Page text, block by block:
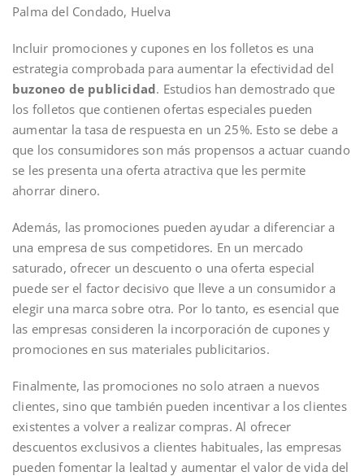
Palma del Condado, Huelva
Incluir promociones y cupones en los folletos es una
estrategia comprobada para aumentar la efectividad del
buzoneo de publicidad. Estudios han demostrado que
los folletos que contienen ofertas especiales pueden
aumentar la tasa de respuesta en un 25%. Esto se debe a
que los consumidores son más propensos a actuar cuando
se les presenta una oferta atractiva que les permite
ahorrar dinero.
Además, las promociones pueden ayudar a diferenciar a
una empresa de sus competidores. En un mercado
saturado, ofrecer un descuento o una oferta especial
puede ser el factor decisivo que lleve a un consumidor a
elegir una marca sobre otra. Por lo tanto, es esencial que
las empresas consideren la incorporación de cupones y
promociones en sus materiales publicitarios.
Finalmente, las promociones no solo atraen a nuevos
clientes, sino que también pueden incentivar a los clientes
existentes a volver a realizar compras. Al ofrecer
descuentos exclusivos a clientes habituales, las empresas
pueden fomentar la lealtad y aumentar el valor de vida del